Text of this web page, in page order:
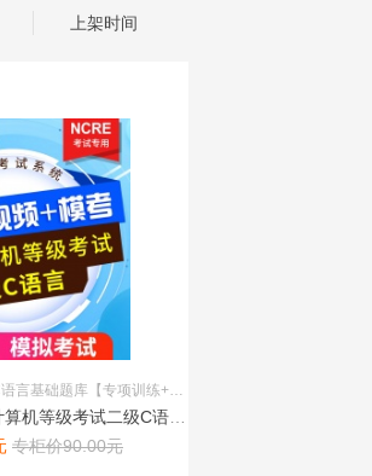
上架时间
全国计算机等级考试二级C语言基础题库【专项训练+考试题库+新增题库+模拟考场+试题搜索+超值赠送+QQ交流群+精选视频】
专柜价90.00元